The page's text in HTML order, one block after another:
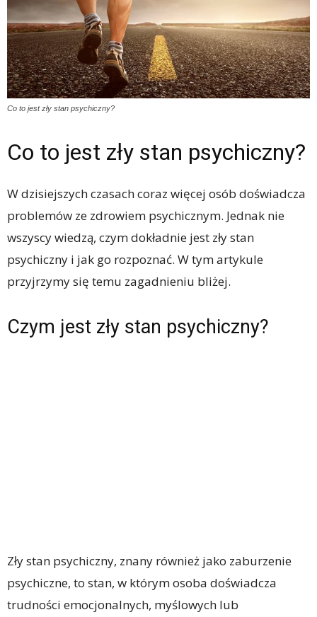
Co to jest zły stan psychiczny?
Co to jest zły stan psychiczny?
W dzisiejszych czasach coraz więcej osób doświadcza
problemów ze zdrowiem psychicznym. Jednak nie
wszyscy wiedzą, czym dokładnie jest zły stan
psychiczny i jak go rozpoznać. W tym artykule
przyjrzymy się temu zagadnieniu bliżej.
Czym jest zły stan psychiczny?
Zły stan psychiczny, znany również jako zaburzenie
psychiczne, to stan, w którym osoba doświadcza
trudności emocjonalnych, myślowych lub